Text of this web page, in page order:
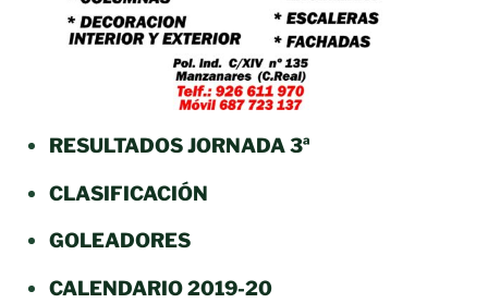
RESULTADOS JORNADA 3ª
CLASIFICACIÓN
GOLEADORES
CALENDARIO 2019-20